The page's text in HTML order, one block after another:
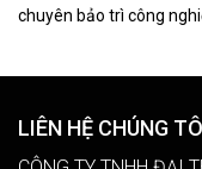
chuyên bảo trì công
LIÊN HỆ CHÚNG